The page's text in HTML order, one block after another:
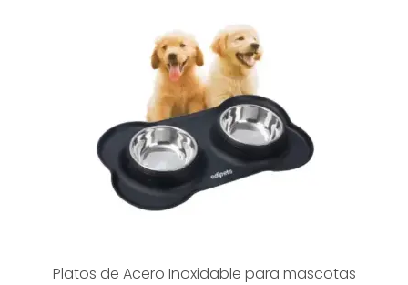
Platos de Acero Inoxidable para mascotas